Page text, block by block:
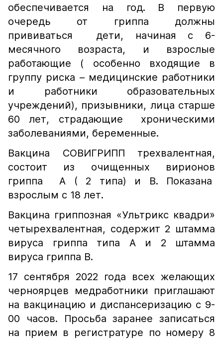
обеспечивается на год. В первую
очередь от гриппа должны
прививаться дети, начиная с 6-
месячного возраста, и взрослые
работающие ( особенно входящие в
группу риска – медицинские работники
и работники образовательных
учреждений), призывники, лица старше
60 лет, страдающие хроническими
заболеваниями, беременные.
Вакцина СОВИГРИПП трехвалентная,
состоит из очищенных вирионов
гриппа А ( 2 типа) и В. Показана
взрослым с 18 лет.
Вакцина гриппозная «Ультрикс квадри»
четырехвалентная, содержит 2 штамма
вируса гриппа типа А и 2 штамма
вируса гриппа В.
17 сентября 2022 года всех желающих
черноярцев медработники приглашают
на вакцинацию и диспансеризацию с 9-
00 часов. Просьба заранее записаться
на прием в регистратуре по номеру 8